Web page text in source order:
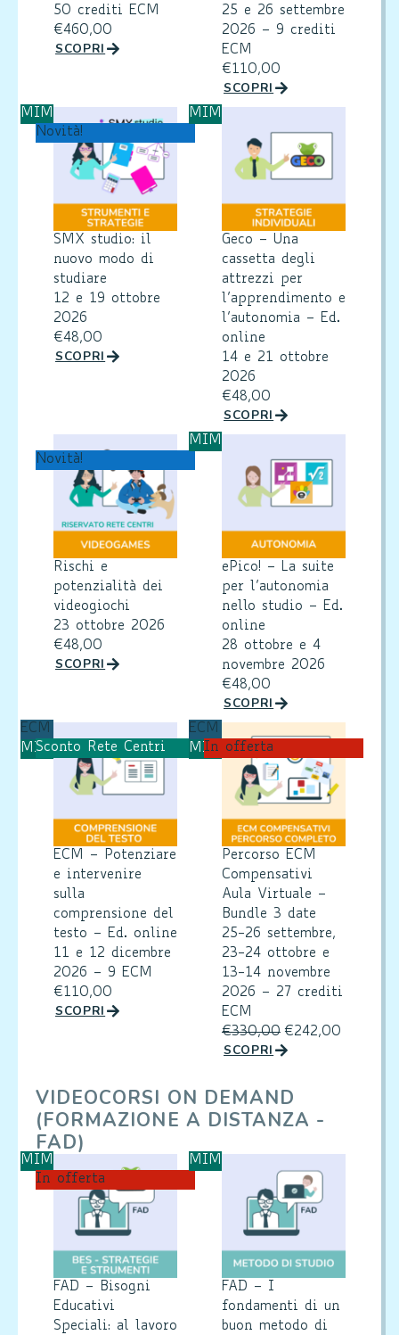
50 crediti ECM
€460,00
SCOPRI
25 e 26 settembre
2026 – 9 crediti
ECM
€ 110,00
SCOPRI
SMX studio: il
nuovo modo di
studiare
12 e 19 ottobre
2026
€48,00
SCOPRI
MIM
Novità!
Geco – Una
cassetta degli
attrezzi per
l’apprendimento e
l’autonomia – Ed.
online
14 e 21 ottobre
2026
€48,00
SCOPRI
MIM
Rischi e
potenzialità dei
videogiochi
23 ottobre 2026
€48,00
SCOPRI
Novità!
ePico! – La suite
per l’autonomia
nello studio – Ed.
online
28 ottobre e 4
novembre 2026
€48,00
SCOPRI
MIM
ECM – Potenziare
e intervenire
sulla
comprensione del
testo – Ed. online
11 e 12 dicembre
2026 – 9 ECM
€ 110,00
SCOPRI
ECM
MIMSconto Rete Centri
Percorso ECM
Compensativi
Aula Virtuale –
Bundle 3 date
25-26 settembre,
23-24 ottobre e
13-14 novembre
2026 – 27 crediti
ECM
€330,00 €242,00
SCOPRI
ECM
MIMIn offerta
VIDEOCORSI ON DEMAND
(FORMAZIONE A DISTANZA -
FAD)
FAD – Bisogni
Educativi
Speciali: al lavoro
MIM
In offerta
FAD – I
fondamenti di un
buon metodo di
MIM